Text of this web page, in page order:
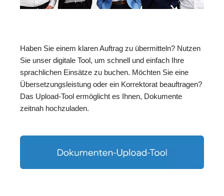
Haben Sie einem klaren Auftrag zu übermitteln? Nutzen
Sie unser digitale Tool, um schnell und einfach Ihre
sprachlichen Einsätze zu buchen. Möchten Sie eine
Übersetzungsleistung oder ein Korrektorat beauftragen?
Das Upload-Tool ermöglicht es Ihnen, Dokumente
zeitnah hochzuladen.